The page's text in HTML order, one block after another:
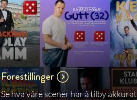
Forestillinger
Se hva våre scener har å tilby akkurat